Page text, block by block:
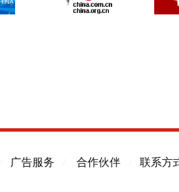
广告服务 合作伙伴 联系方